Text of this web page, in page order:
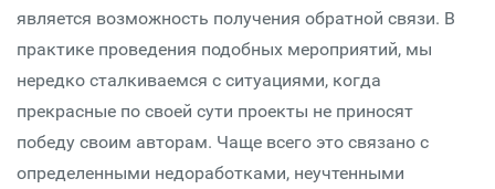
является возможность получения обратной связи. В
практике проведения подобных мероприятий, мы
нередко сталкиваемся с ситуациями, когда
прекрасные по своей сути проекты не приносят
победу своим авторам. Чаще всего это связано с
определенными недоработками, неучтенными